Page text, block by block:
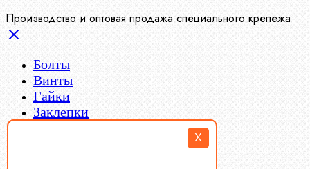
X
Производство и оптовая продажа специального крепежа
Болты
Винты
Гайки
Заклепки